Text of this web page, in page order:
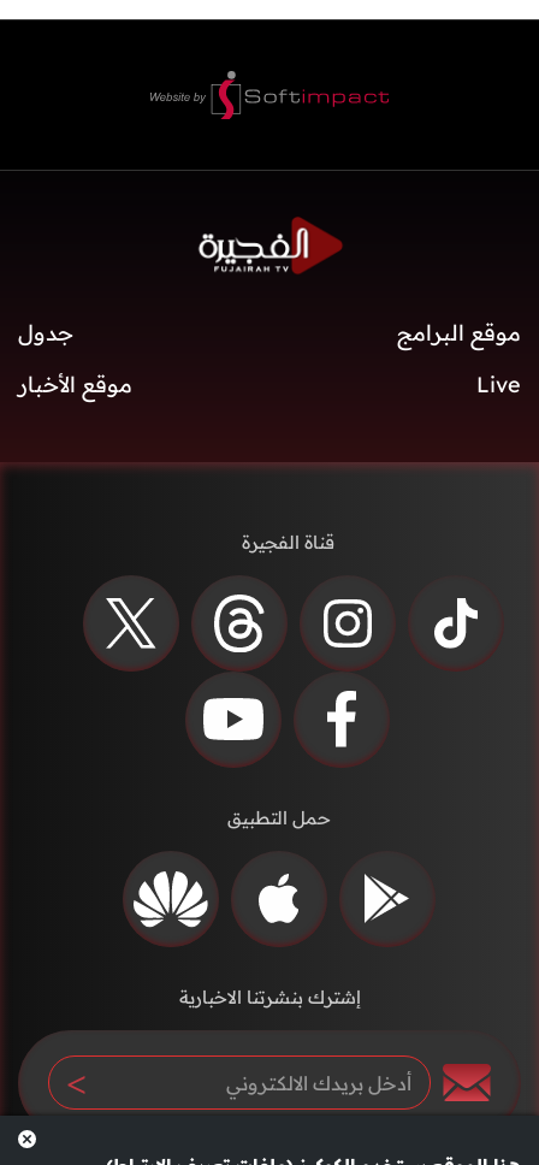
موقع البرامج
جدول
Live
موقع الأخبار
قناة الفجيرة
حمل التطبيق
إشترك بنشرتنا الاخبارية